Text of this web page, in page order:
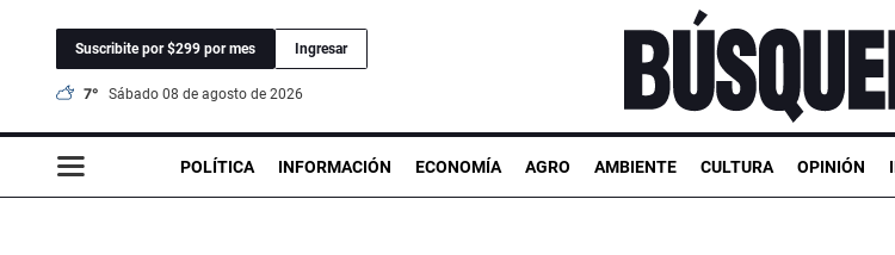
Suscribite por $299 por mes Ingresar
7° sábado 08 de agosto de 2026
POLÍTICA INFORMACIÓN ECONOMÍA AGRO AMBIENTE CULTURA OPINIÓN